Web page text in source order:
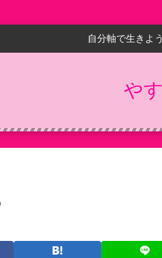
自分軸で生きよ
や